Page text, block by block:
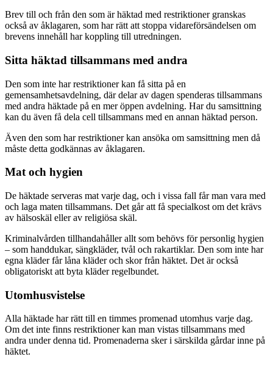
Brev till och från den som är häktad med restriktioner granskas
också av åklagaren, som har rätt att stoppa vidareförsändelsen om
brevens innehåll har koppling till utredningen.
Sitta häktad tillsammans med andra
Den som inte har restriktioner kan få sitta på en
gemensamhetsavdelning, där delar av dagen spenderas tillsammans
med andra häktade på en mer öppen avdelning. Har du samsittning
kan du även få dela cell tillsammans med en annan häktad person.
Även den som har restriktioner kan ansöka om samsittning men då
måste detta godkännas av åklagaren.
Mat och hygien
De häktade serveras mat varje dag, och i vissa fall får man vara med
och laga maten tillsammans. Det går att få specialkost om det krävs
av hälsoskäl eller av religiösa skäl.
Kriminalvården tillhandahåller allt som behövs för personlig hygien
– som handdukar, sängkläder, tvål och rakartiklar. Den som inte har
egna kläder får låna kläder och skor från häktet. Det är också
obligatoriskt att byta kläder regelbundet.
Utomhusvistelse
Alla häktade har rätt till en timmes promenad utomhus varje dag.
Om det inte finns restriktioner kan man vistas tillsammans med
andra under denna tid. Promenaderna sker i särskilda gårdar inne på
häktet.